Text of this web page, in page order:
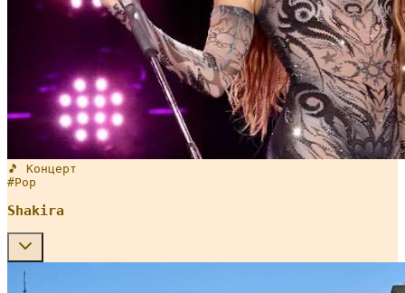
🎵 Концерт
#Pop
Shakira